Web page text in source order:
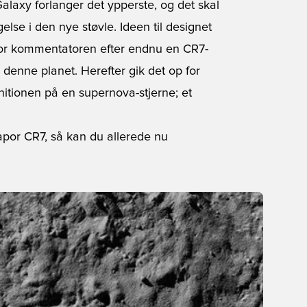
forlanger det ypperste, og det skal
i den nye støvle. Ideen til designet
kommentatoren efter endnu en CR7-
planet. Herefter gik det op for
på en supernova-stjerne; et
CR7, så kan du allerede nu